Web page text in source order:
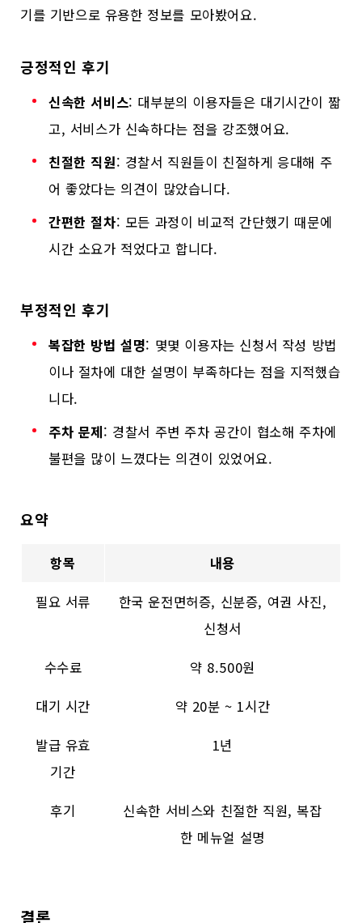
기를 기반으로 유용한 정보를 모아봤어요.
긍정적인 후기
신속한 서비스: 대부분의 이용자들은 대기시간이 짧
고, 서비스가 신속하다는 점을 강조했어요.
친절한 직원: 경찰서 직원들이 친절하게 응대해 주
어 좋았다는 의견이 많았습니다.
간편한 절차: 모든 과정이 비교적 간단했기 때문에
시간 소요가 적었다고 합니다.
부정적인 후기
복잡한 방법 설명: 몇몇 이용자는 신청서 작성 방법
이나 절차에 대한 설명이 부족하다는 점을 지적했습
니다.
주차 문제: 경찰서 주변 주차 공간이 협소해 주차에
불편을 많이 느꼈다는 의견이 있었어요.
요약
항목
내용
필요 서류
한국 운전면허증, 신분증, 여권 사진,
신청서
수수료
약 8.500원
대기 시간
약 20분 ~ 1시간
발급 유효
기간
1년
후기
신속한 서비스와 친절한 직원, 복잡
한 메뉴얼 설명
결론